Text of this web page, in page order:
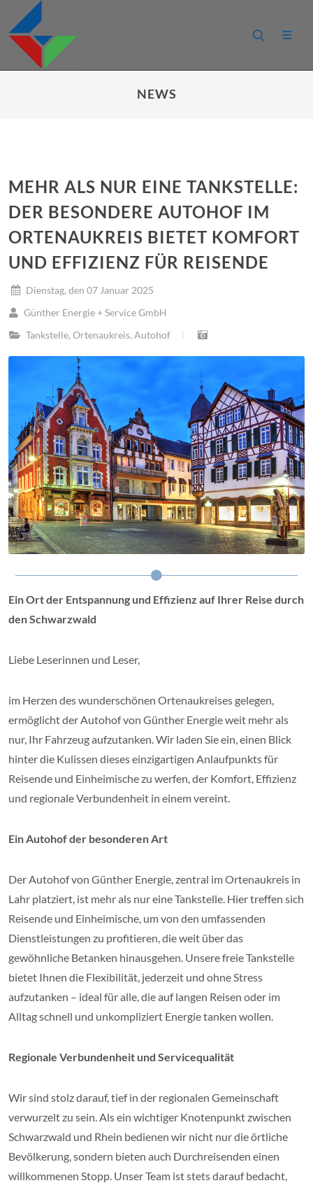
NEWS
MEHR ALS NUR EINE TANKSTELLE:
DER BESONDERE AUTOHOF IM
ORTENAUKREIS BIETET KOMFORT
UND EFFIZIENZ FÜR REISENDE
Dienstag, den 07 Januar 2025
Günther Energie + Service GmbH
Tankstelle, Ortenaukreis, Autohof
Ein Ort der Entspannung und Effizienz auf Ihrer Reise durch
den Schwarzwald
Liebe Leserinnen und Leser,
im Herzen des wunderschönen Ortenaukreises gelegen,
ermöglicht der Autohof von Günther Energie weit mehr als
nur, Ihr Fahrzeug aufzutanken. Wir laden Sie ein, einen Blick
hinter die Kulissen dieses einzigartigen Anlaufpunkts für
Reisende und Einheimische zu werfen, der Komfort, Effizienz
und regionale Verbundenheit in einem vereint.
Ein Autohof der besonderen Art
Der Autohof von Günther Energie, zentral im Ortenaukreis in
Lahr platziert, ist mehr als nur eine Tankstelle. Hier treffen sich
Reisende und Einheimische, um von den umfassenden
Dienstleistungen zu profitieren, die weit über das
gewöhnliche Betanken hinausgehen. Unsere freie Tankstelle
bietet Ihnen die Flexibilität, jederzeit und ohne Stress
aufzutanken – ideal für alle, die auf langen Reisen oder im
Alltag schnell und unkompliziert Energie tanken wollen.
Regionale Verbundenheit und Servicequalität
Wir sind stolz darauf, tief in der regionalen Gemeinschaft
verwurzelt zu sein. Als ein wichtiger Knotenpunkt zwischen
Schwarzwald und Rhein bedienen wir nicht nur die örtliche
Bevölkerung, sondern bieten auch Durchreisenden einen
willkommenen Stopp. Unser Team ist stets darauf bedacht,